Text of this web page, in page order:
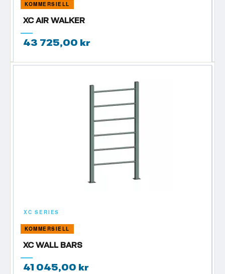
KOMMERSIELL
XC AIR WALKER
43 725,00 kr
XC SERIES
KOMMERSIELL
XC WALL BARS
41 045,00 kr